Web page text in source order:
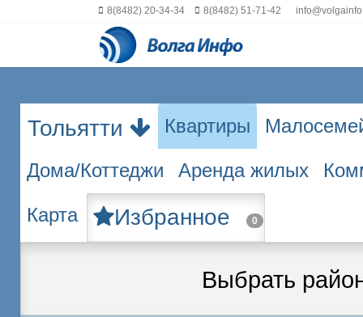
8(8482) 20-34-34 8(8482) 51-71-42
Тольятти Квартиры
Дома/Коттеджи Аренда жилых
Карта Избранное 0
Выбрать